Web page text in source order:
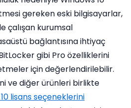
gereken eski bilgisayarlar,
çalışan kurumsal
bağlantısına ihtiyaç
gibi Pro özelliklerini
için değerlendirilebilir.
ve diğer ürünleri birlikte
lisans seçeneklerini